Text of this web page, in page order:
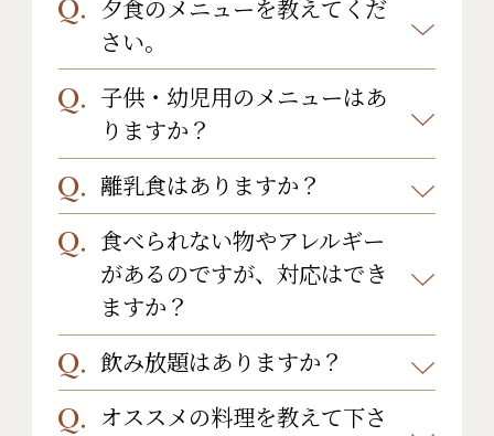
ご来館前のお客様は、お電話(0279-
64-2314)または、メール
(info@yoshimoto.jp)まで後お連絡
下さい。
ご来館後のお客様は内線にてご連絡
下さい。(内線9番)
チェックインの際にお申し付けくださ
いませ。
朝食、夕食ともにお部屋食か1階のお
食事処個室からお選びいただけま
す。
※プランによりお食事場所が決まっ
ている場合がございます。ご了承下
さいませ。
夕食のメニューを教えてくだ
さい。
地元産の素材を活かした創作和会席
をご用意しております。
※プランによって異なります。
子供・幼児用のメニューはあ
りますか？
はい。小学生のお子さんには、大人
の方とほとんど同じお食事をご用意
しております。また、お子様ランチ
もございます。
ださい。
お子様サポート も合わせてご覧下さ
い。
離乳食はありますか？
離乳食のご提供はありません。
ご了承下さいませ。
食べられない物やアレルギー
があるのですが、対応はでき
ますか？
はい。ご予約の際もしくは、ご宿泊3
日前までにメール
飲み放題はありますか？
飲み放題はございません。
オススメの料理を教えて下さ